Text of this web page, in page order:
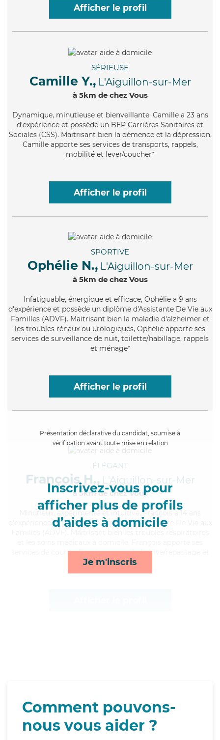
Afficher le profil
SÉRIEUSE
Camille Y., L'Aiguillon-sur-Mer
à 5km de chez Vous
Dynamique, minutieuse et bienveillante, Camille a 23 ans
d'expérience et possède un BEP Carrières Sanitaires et
Sociales (CSS). Maitrisant bien la démence et la dépression,
Camille apporte ses services de transports, rappels,
mobilité et lever/coucher*
Afficher le profil
SPORTIVE
Ophélie N., L'Aiguillon-sur-Mer
à 5km de chez Vous
Infatiguable, énergique et efficace, Ophélie a 9 ans
d'expérience et possède un diplôme d'Assistante De Vie aux
Familles (ADVF). Maitrisant bien la maladie d'alzheimer et
les troubles rénaux ou urologiques, Ophélie apporte ses
services de surveillance de nuit, toilette/habillage, rappels
et ménage*
Afficher le profil
Présentation déclarative du candidat, soumise à
vérification avant toute mise en relation
Inscrivez-vous pour
afficher plus de profils
d’aides à domicile
Je m'inscris
ÉLÉGANT
François H., L'Aiguillon-sur-Mer
à 5km de chez Vous
, expérimenté et intuitive, François a 14 ans
d'expérience et possède un diplôme d'Assistante De Vie aux
services de courses/livraison, rappels, lessive/repassage et
mobilité*
Comment pouvons-
nous vous aider ?